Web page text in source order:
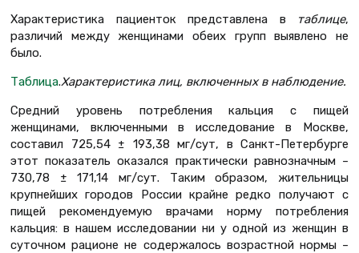
Характеристика пациенток представлена в таблице,
различий между женщинами обеих групп выявлено не
было.
Таблица.Характеристика лиц, включенных в наблюдение.
Средний уровень потребления кальция с пищей
женщинами, включенными в исследование в Москве,
составил 725,54 ± 193,38 мг/сут, в Санкт-Петербурге
этот показатель оказался практически равнозначным –
730,78 ± 171,14 мг/сут. Таким образом, жительницы
крупнейших городов России крайне редко получают с
пищей рекомендуемую врачами норму потребления
кальция: в нашем исследовании ни у одной из женщин в
суточном рационе не содержалось возрастной нормы –